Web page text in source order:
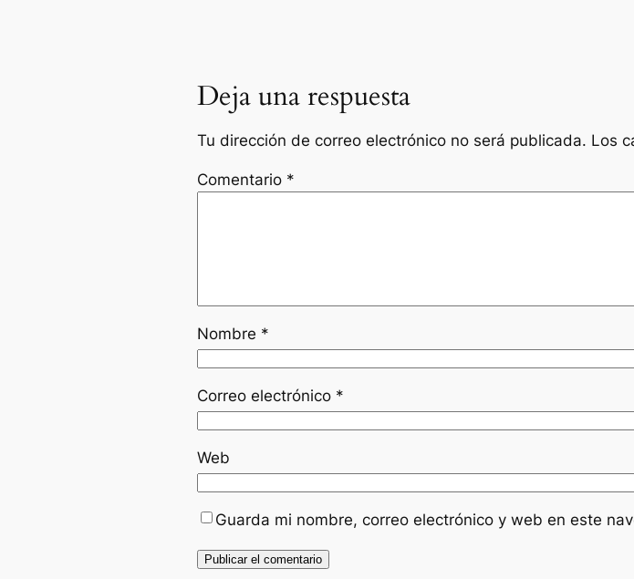
Deja una respuesta
Tu dirección de correo electrónico no será publicada. Los
Comentario *
Nombre *
Correo electrónico *
Web
Guarda mi nombre, correo electrónico y web en este